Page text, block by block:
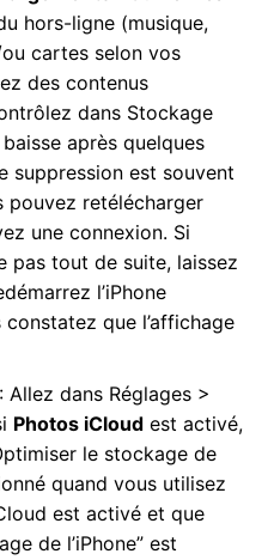
hors-ligne (musique,
cartes selon vos
des contenus
dans Stockage
après quelques
suppression est souvent
pouvez retélécharger
une connexion. Si
pas tout de suite, laissez
l’iPhone
que l’affichage
Allez dans Réglages >
Photos iCloudest activé,
le stockage de
quand vous utilisez
est activé et que
de l’iPhone” est